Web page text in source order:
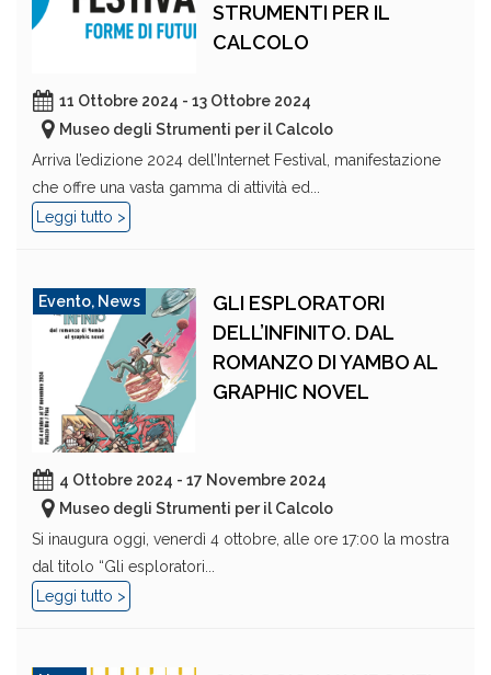
STRUMENTI PER IL
CALCOLO
11 Ottobre 2024 - 13 Ottobre 2024
Museo degli Strumenti per il Calcolo
Arriva l’edizione 2024 dell’Internet Festival, manifestazione
che offre una vasta gamma di attività ed...
Leggi tutto >
Evento, News
GLI ESPLORATORI
DELL’INFINITO. DAL
ROMANZO DI YAMBO AL
GRAPHIC NOVEL
4 Ottobre 2024 - 17 Novembre 2024
Museo degli Strumenti per il Calcolo
Si inaugura oggi, venerdì 4 ottobre, alle ore 17:00 la mostra
dal titolo “Gli esploratori...
Leggi tutto >